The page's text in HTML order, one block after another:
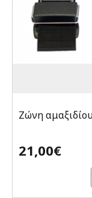
Ζώνη
21,00€